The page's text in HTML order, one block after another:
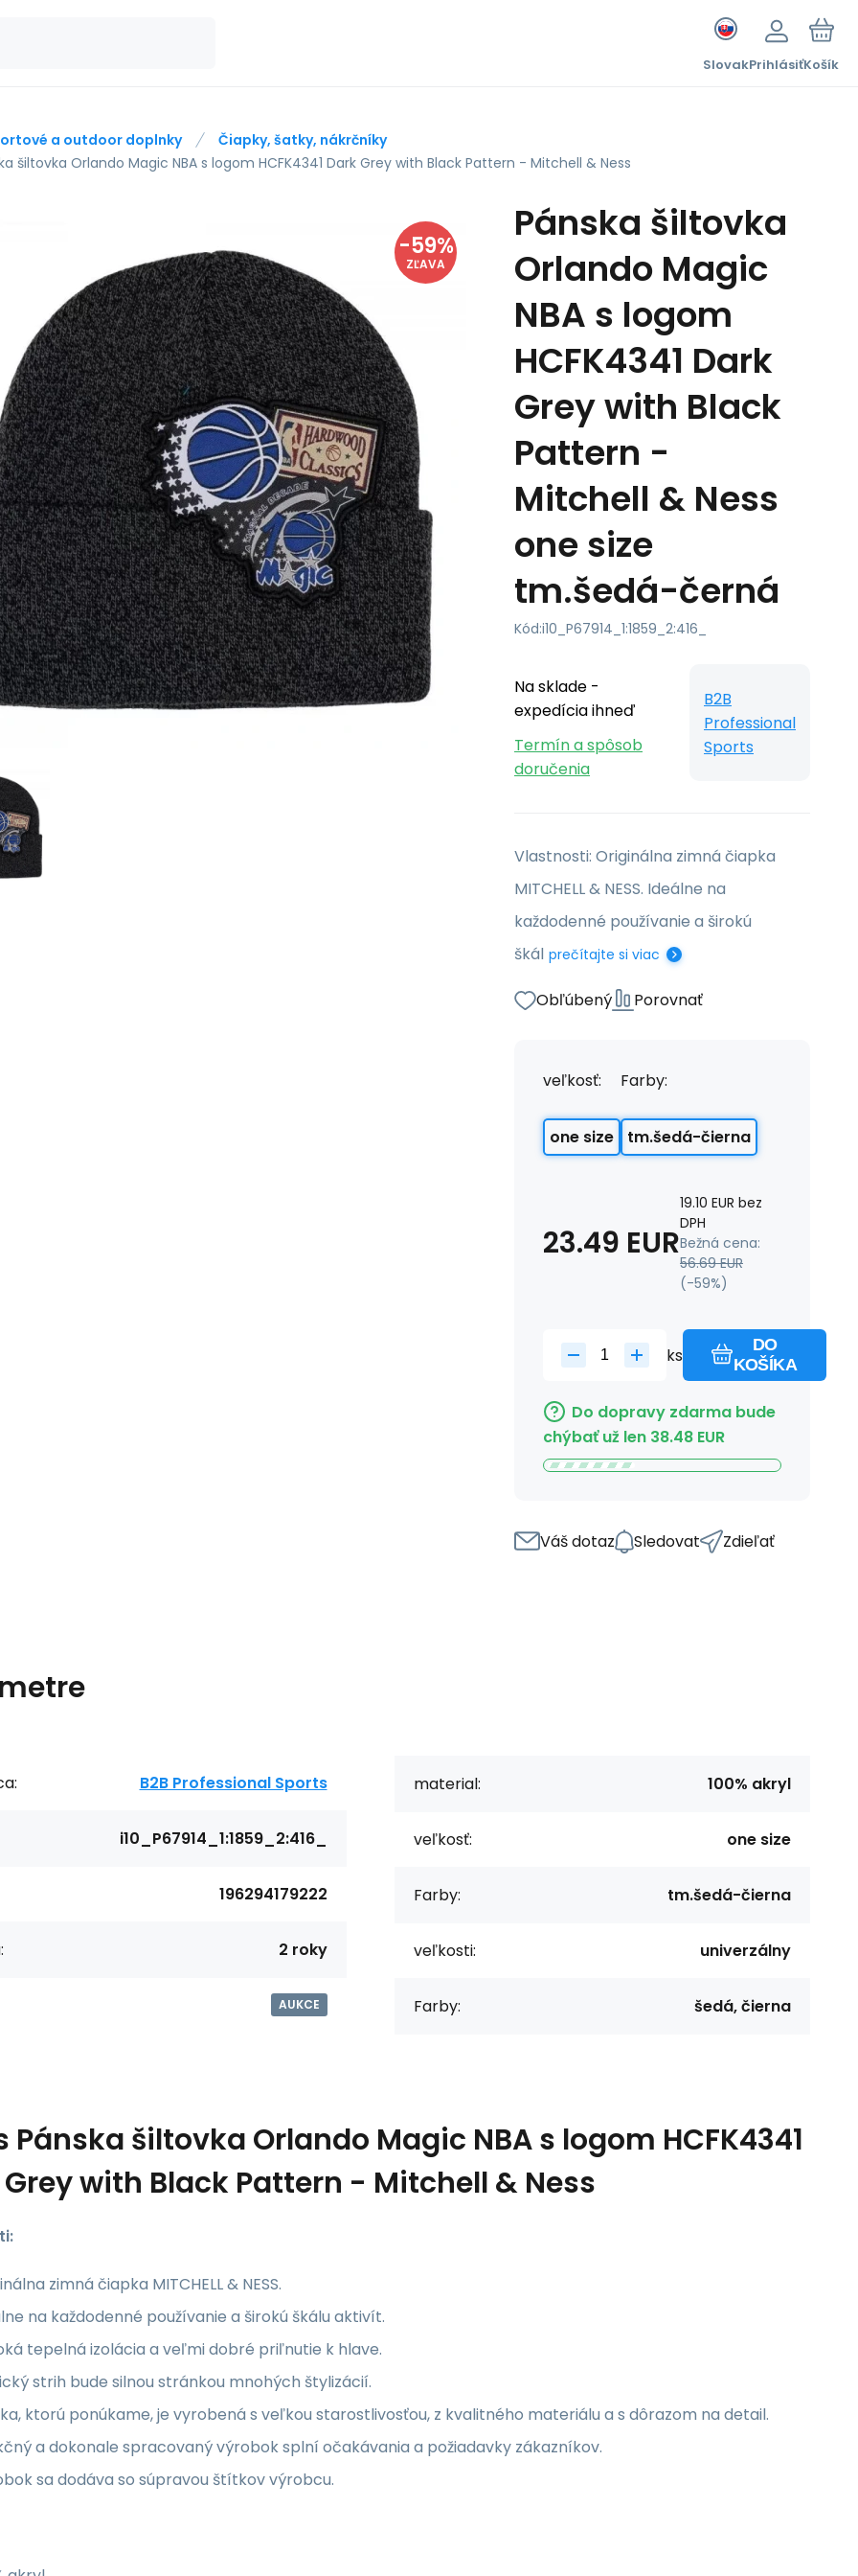
SlovakPrihlásiťKošík
a outdoor doplnky
Čiapky, šatky, nákrčníky
šiltovka Orlando Magic NBA s logom HCFK4341 Dark Grey with Black Pattern - Mitchell & Ness
-59%
ZĽAVA
Pánska šiltovka
Orlando Magic
NBA s logom
HCFK4341 Dark
Grey with Black
Pattern -
Mitchell & Ness
one size
tm.šedá-černá
Kód:i10_P67914_1:1859_2:416_
Na sklade -
expedícia ihneď
Termín a spôsob
doručenia
B2B
Professional
Sports
Vlastnosti: Originálna zimná čiapka
MITCHELL & NESS. Ideálne na
každodenné používanie a širokú
škál prečítajte si viac
Obľúbený Porovnať
veľkosť:
one size
Farby:
tm.šedá-čierna
23.49 EUR
19.10 EUR bez
DPH
Bežná cena:
56.69 EUR
(-59%)
ks
DO
KOŠÍKA
Do dopravy zdarma bude
chýbať už len 38.48 EUR
Váš dotaz Sledovat Zdieľať
B2B Professional Sports
i10_P67914_1:1859_2:416_
196294179222
2 roky
AUKCE
material: 100% akryl
veľkosť: one size
Farby: tm.šedá-čierna
veľkosti: univerzálny
Farby: šedá, čierna
Pánska šiltovka Orlando Magic NBA s logom HCFK4341
with Black Pattern - Mitchell & Ness
zimná čiapka MITCHELL & NESS.
na každodenné používanie a širokú škálu aktivít.
tepelná izolácia a veľmi dobré priľnutie k hlave.
strih bude silnou stránkou mnohých štylizácií.
ktorú ponúkame, je vyrobená s veľkou starostlivosťou, z kvalitného materiálu a s dôrazom na detail.
a dokonale spracovaný výrobok splní očakávania a požiadavky zákazníkov.
sa dodáva so súpravou štítkov výrobcu.